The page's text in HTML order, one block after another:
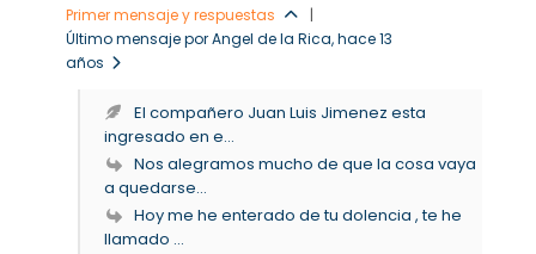
Primer mensaje y respuestas
|
Último mensaje por Angel de la Rica, hace 13
años
El compañero Juan Luis Jimenez esta
ingresado en e...
Nos alegramos mucho de que la cosa vaya
a quedarse...
Hoy me he enterado de tu dolencia , te he
llamado ...